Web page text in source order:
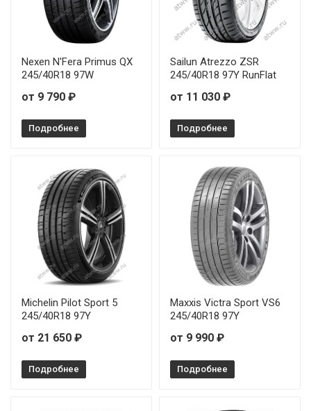
Nexen N'Fera Primus QX
245/40R18 97W
от 9 790 ₽
Подробнее
Sailun Atrezzo ZSR
245/40R18 97Y RunFlat
от 11 030 ₽
Подробнее
Michelin Pilot Sport 5
245/40R18 97Y
от 21 650 ₽
Подробнее
Maxxis Victra Sport VS6
245/40R18 97Y
от 9 990 ₽
Подробнее